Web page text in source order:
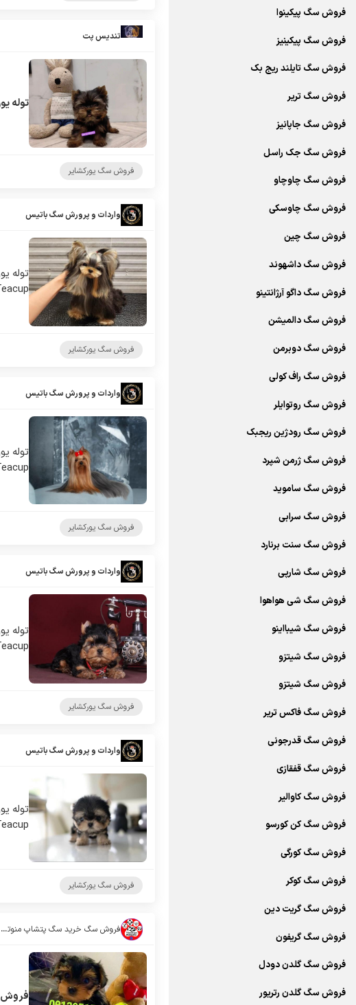
فروش سگ پیکینوا
فروش سگ پیکینیز
فروش سگ تایلند ریج بک
فروش سگ تریر
فروش سگ جاپانیز
فروش سگ جک راسل
فروش سگ چاوچاو
فروش سگ چاوسکی
فروش سگ چین
فروش سگ داشهوند
فروش سگ داگو آرژانتینو
فروش سگ دالمیشن
فروش سگ دوبرمن
فروش سگ راف کولی
فروش سگ روتوایلر
فروش سگ رودژین ریجبک
فروش سگ ژرمن شپرد
فروش سگ ساموید
فروش سگ سرابی
فروش سگ سنت برنارد
فروش سگ شارپی
فروش سگ شی هواهوا
فروش سگ شیبااینو
فروش سگ شیتزو
فروش سگ شیتزو
فروش سگ فاکس تریر
فروش سگ قدرجونی
فروش سگ قفقازی
فروش سگ کاوالیر
فروش سگ کن کورسو
فروش سگ کورگی
فروش سگ کوکر
فروش سگ گریت دین
فروش سگ گریفون
فروش سگ گلدن دودل
فروش سگ گلدن رتریور
تندیس پت
توله
فروش سگ یورکشایر
واردات و پرورش سگ باتیس
فروش سگ یورکشایر
واردات و پرورش سگ باتیس
فروش سگ یورکشایر
واردات و پرورش سگ باتیس
فروش سگ یورکشایر
واردات و پرورش سگ باتیس
فروش سگ یورکشایر
فروش سگ خرید سگ پتشاپ منوتوپت (manotopet)
فروش